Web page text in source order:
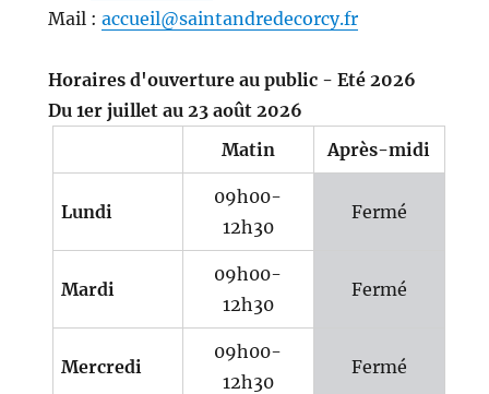
Mail : accueil@saintandredecorcy.fr
Horaires d'ouverture au public - Eté 2026
Du 1er juillet au 23 août 2026
Matin
Après-midi
Lundi
09h00-
12h30
Fermé
Mardi
09h00-
12h30
Fermé
Mercredi
09h00-
12h30
Fermé